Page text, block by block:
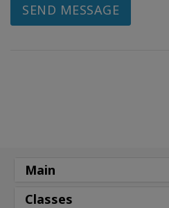
SEND MESSAGE
Main
Classes